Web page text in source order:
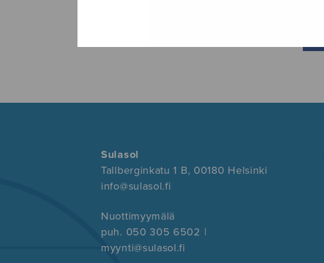
Sulasol
Tallberginkatu 1 B, 00180 Helsinki
info@sulasol.fi
Nuottimyymälä
puh. 050 305 6502 |
myynti@sulasol.fi